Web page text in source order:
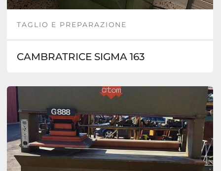
TAGLIO E PREPARAZIONE
CAMBRATRICE SIGMA 163